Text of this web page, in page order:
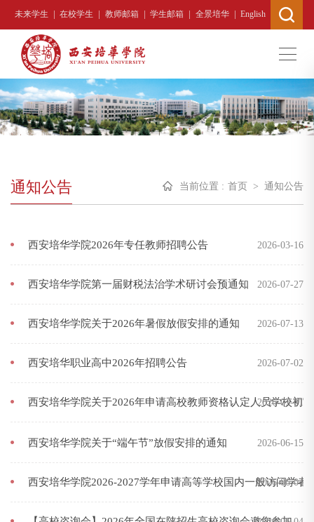
未来学生 | 在校学生 | 教师邮箱 | 学生邮箱 | 全景培华 | English
通知公告 当前位置 : 首页 > 通知公告
西安培华学院2026年专任教师招聘公告 2026-03-16
西安培华学院第一届财税法治学术研讨会预通知 2026-07-27
西安培华学院关于2026年暑假放假安排的通知 2026-07-13
西安培华职业高中2026年招聘公告 2026-07-02
西安培华学院关于2026年申请高校教师资格认定人员学校初
2026-07-01
西安培华学院关于“端午节”放假安排的通知 2026-06-15
西安培华学院2026-2027学年申请高等学校国内一般访问学者
2026-06-04